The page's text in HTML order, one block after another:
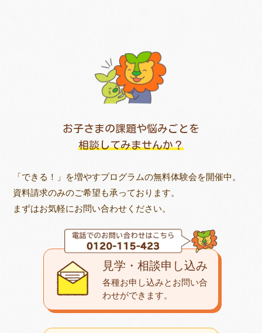
お子さまの課題や悩みごとを
相談してみませんか？
「できる！」を増やすプログラムの無料体験会を開催中。
資料請求のみのご希望も承っております。
まずはお気軽にお問い合わせください。
見学・相談申し込み
各種お申し込みとお問い合
わせができます。